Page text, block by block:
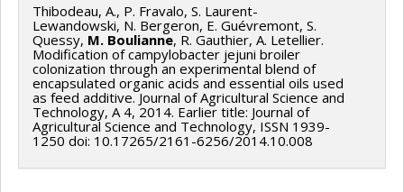
Mateescu,Martin Lessard
Funding sources:FRQNT/Fonds de recherche du
Québec - Nature et technologies (FQRNT)
Grant programs:PVXXXXXX-(RS) Programme de
regroupements stratégiques
Thibodeau, A., P. Fravalo, S. Laurent-
Lewandowski, N. Bergeron, E. Guévremont, S.
Quessy, M. Boulianne, R. Gauthier, A. Letellier.
Modification of campylobacter jejuni broiler
colonization through an experimental blend of
encapsulated organic acids and essential oils used
as feed additive. Journal of Agricultural Science and
Technology, A 4, 2014. Earlier title: Journal of
Agricultural Science and Technology, ISSN 1939-
1250 doi: 10.17265/2161-6256/2014.10.008